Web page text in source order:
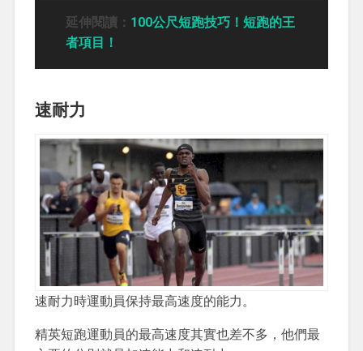
延伸閱讀： 100公尺短跑技巧！短跑的王
者項目！
速耐力
速耐力時運動員保持最高速度的能力。
精英短跑運動員的最高速度其實也差不多，他們最